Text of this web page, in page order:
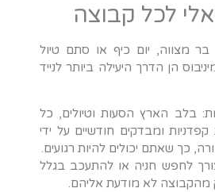
לכל קבוצה
מצווה, יום כיף או סתם טיול
הן הדרך היעילה ביותר לנייד
בלב הארץ הסעות וטיולים, כל
ומבדקים חודשיים על ידי
כך שאתם יכולים להיות רגועים.
צורך לחפש חניה או להתעכב בגלל
מהקבוצה לא מודעת אליהם.